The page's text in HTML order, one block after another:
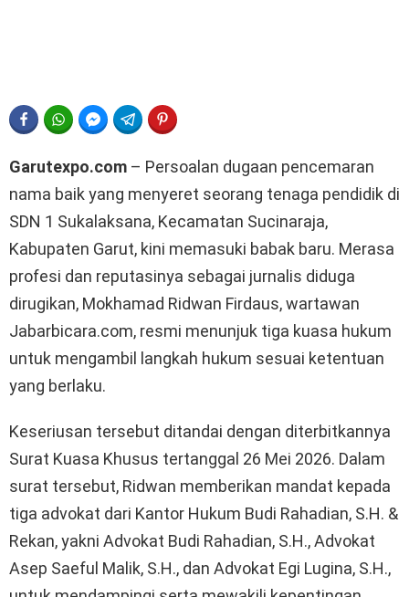
FACEBOOKWHATSAPPFACEBOOK MESSENGER
TELEGRAM
Garutexpo.com – Persoalan dugaan pencemaran
nama baik yang menyeret seorang tenaga pendidik di
SDN 1 Sukalaksana, Kecamatan Sucinaraja,
Kabupaten Garut, kini memasuki babak baru. Merasa
profesi dan reputasinya sebagai jurnalis diduga
dirugikan, Mokhamad Ridwan Firdaus, wartawan
Jabarbicara.com, resmi menunjuk tiga kuasa hukum
untuk mengambil langkah hukum sesuai ketentuan
yang berlaku.
Keseriusan tersebut ditandai dengan diterbitkannya
Surat Kuasa Khusus tertanggal 26 Mei 2026. Dalam
surat tersebut, Ridwan memberikan mandat kepada
tiga advokat dari Kantor Hukum Budi Rahadian, S.H. &
Rekan, yakni Advokat Budi Rahadian, S.H., Advokat
Asep Saeful Malik, S.H., dan Advokat Egi Lugina, S.H.,